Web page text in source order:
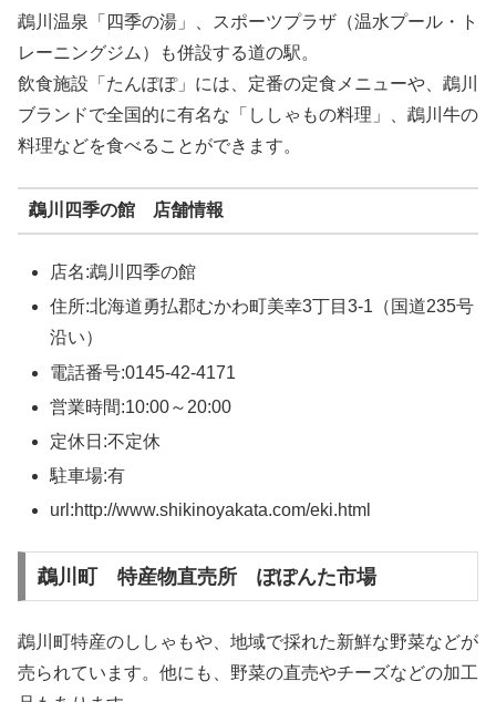
鵡川温泉「四季の湯」、スポーツプラザ（温水プール・ト
レーニングジム）も併設する道の駅。
飲食施設「たんぽぽ」には、定番の定食メニューや、鵡川
ブランドで全国的に有名な「ししゃもの料理」、鵡川牛の
料理などを食べることができます。
鵡川四季の館 店舗情報
店名:鵡川四季の館
住所:北海道勇払郡むかわ町美幸3丁目3-1（国道235号
沿い）
電話番号:0145-42-4171
営業時間:10:00～20:00
定休日:不定休
駐車場:有
url:http://www.shikinoyakata.com/eki.html
鵡川町 特産物直売所 ぽぽんた市場
鵡川町特産のししゃもや、地域で採れた新鮮な野菜などが
売られています。他にも、野菜の直売やチーズなどの加工